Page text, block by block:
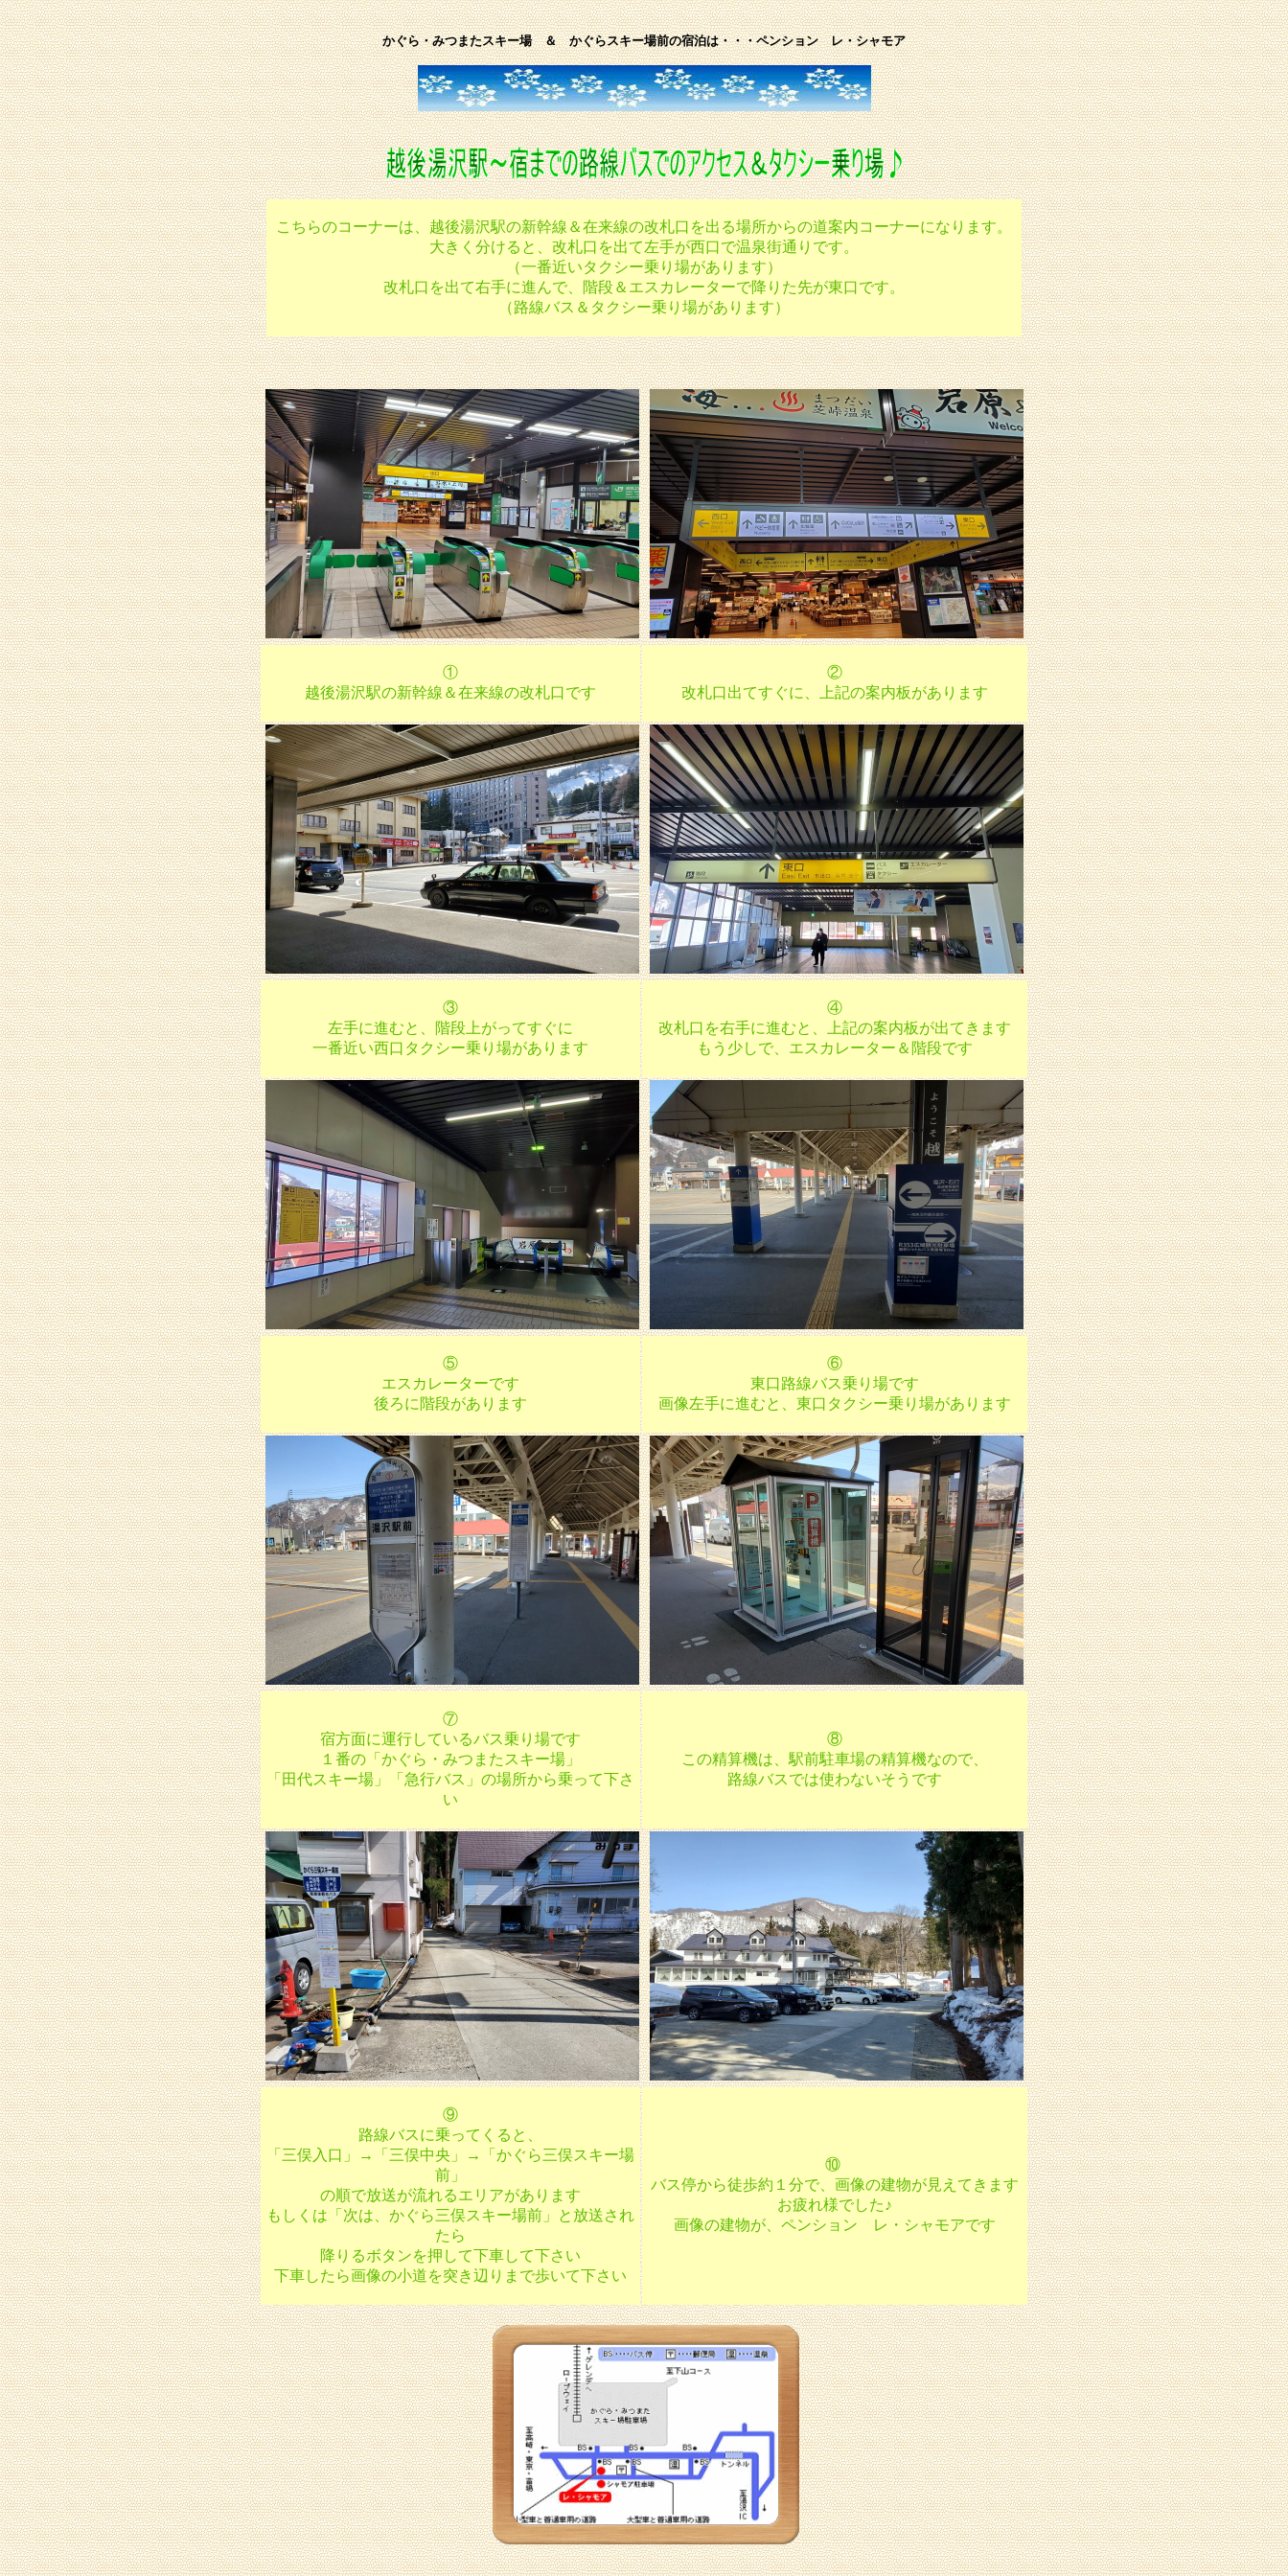
かぐら・みつまたスキー場 ＆ かぐらスキー場前の宿泊は・・・ペンション レ・シャモア
こちらのコーナーは、越後湯沢駅の新幹線＆在来線の改札口を出る場所からの道案内コーナーになります。
大きく分けると、改札口を出て左手が西口で温泉街通りです。
（一番近いタクシー乗り場があります）
改札口を出て右手に進んで、階段＆エスカレーターで降りた先が東口です。
（路線バス＆タクシー乗り場があります）
①
越後湯沢駅の新幹線＆在来線の改札口です
②
改札口出てすぐに、上記の案内板があります
③
左手に進むと、階段上がってすぐに
一番近い西口タクシー乗り場があります
④
改札口を右手に進むと、上記の案内板が出てきます
もう少しで、エスカレーター＆階段です
⑤
エスカレーターです
後ろに階段があります
⑥
東口路線バス乗り場です
画像左手に進むと、東口タクシー乗り場があります
⑦
宿方面に運行しているバス乗り場です
１番の「かぐら・みつまたスキー場」
「田代スキー場」「急行バス」の場所から乗って下さ
い
⑧
この精算機は、駅前駐車場の精算機なので、
路線バスでは使わないそうです
⑨
路線バスに乗ってくると、
「三俣入口」→「三俣中央」→「かぐら三俣スキー場
前」
の順で放送が流れるエリアがあります
もしくは「次は、かぐら三俣スキー場前」と放送され
たら
降りるボタンを押して下車して下さい
下車したら画像の小道を突き辺りまで歩いて下さい
⑩
バス停から徒歩約１分で、画像の建物が見えてきます
お疲れ様でした♪
画像の建物が、ペンション レ・シャモアです